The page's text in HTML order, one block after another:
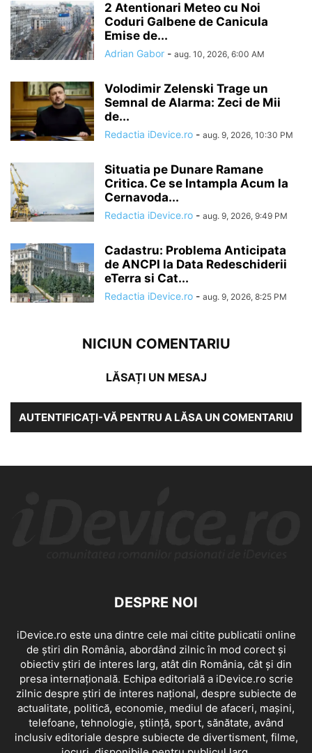
2 Atentionari Meteo cu Noi
Coduri Galbene de Canicula
Emise de...
Adrian Gabor - aug. 10, 2026, 6:00 AM
Volodimir Zelenski Trage un
Semnal de Alarma: Zeci de Mii
de...
Redactia iDevice.ro - aug. 9, 2026, 10:30 PM
Situatia pe Dunare Ramane
Critica. Ce se Intampla Acum la
Cernavoda...
Redactia iDevice.ro - aug. 9, 2026, 9:49 PM
Cadastru: Problema Anticipata
de ANCPI la Data Redeschiderii
eTerra si Cat...
Redactia iDevice.ro - aug. 9, 2026, 8:25 PM
NICIUN COMENTARIU
LĂSAȚI UN MESAJ
AUTENTIFICAȚI-VĂ PENTRU A LĂSA UN COMENTARIU
DESPRE NOI
iDevice.ro este una dintre cele mai citite publicatii online
de știri din România, abordând zilnic în mod corect și
obiectiv știri de interes larg, atât din România, cât și din
presa internațională. Echipa editorială a iDevice.ro scrie
zilnic despre știri de interes național, despre subiecte de
actualitate, politică, economie, mediul de afaceri, mașini,
telefoane, tehnologie, știință, sport, sănătate, având
inclusiv editoriale despre subiecte de divertisment, filme,